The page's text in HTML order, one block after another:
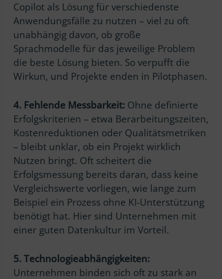
Copilot als Lösung für verschiedenste
Anwendungsfälle zu nutzen – viel zu oft
unabhängig davon, ob große
Sprachmodelle für das jeweilige Problem
die beste Lösung bieten. So verpufft die
Wirkun, und Projekte enden in Pilotphasen.
4. Fehlende Messbarkeit: Ohne definierte
Erfolgskriterien – etwa Berarbeitungszeiten,
Kostenreduktionen oder Qualitätsmetriken
– bleibt unklar, ob ein Projekt wirklich
Nutzen bringt. Oft scheitert die
Erfolgsmessung bereits daran, dass keine
Vergleichswerte vorliegen, wie lange zum
Beispiel ein Prozess ohne KI-Unterstützung
benötigt hat. Hier sind Unternehmen mit
einer guten Datenkultur im Vorteil.
5. Technologieabhängigkeiten:
Unternehmen binden sich oft zu stark an